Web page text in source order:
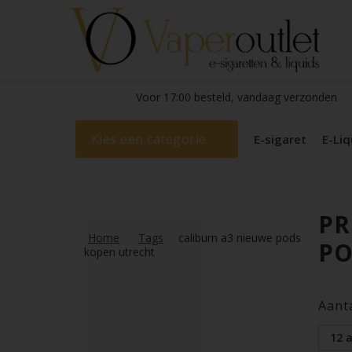
Voor 17:00 besteld, vandaag verzonden
Kies een categorie E-sigaret E-
Home Tags
caliburn a3 nieuwe pods
kopen utrecht